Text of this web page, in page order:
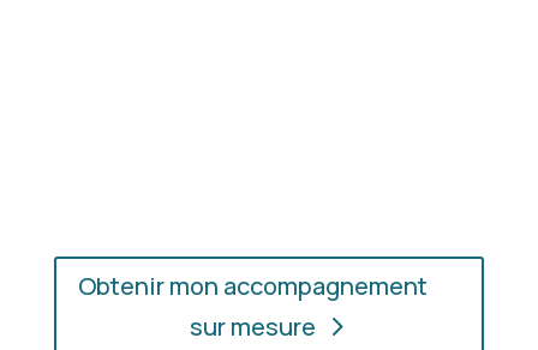
Obtenir mon accompagnement
sur mesure